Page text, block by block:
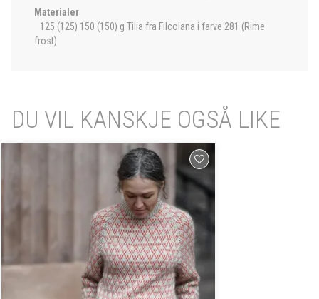
Materialer
125 (125) 150 (150) g Tilia fra Filcolana i farve 281 (Rime
frost)
DU VIL KANSKJE OGSÅ LIKE